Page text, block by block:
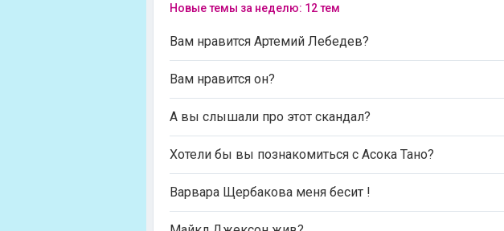
Новые темы за неделю: 12 тем
Вам нравится Артемий Лебедев?
Вам нравится он?
А вы слышали про этот скандал?
Хотели бы вы познакомиться с Асока Тано?
Варвара Щербакова меня бесит !